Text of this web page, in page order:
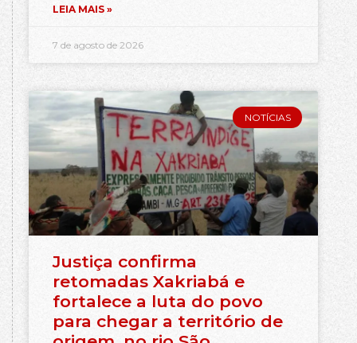
LEIA MAIS »
7 de agosto de 2026
NOTÍCIAS
Justiça confirma
retomadas Xakriabá e
fortalece a luta do povo
para chegar a território de